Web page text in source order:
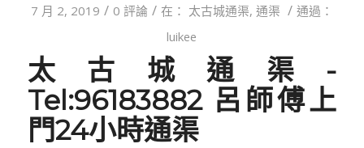
7 月 2, 2019 / 0 評論 / 在： 太古城通渠, 通渠 / 通過：
luikee
太古城通渠-
Tel:96183882 呂師傅上
門24小時通渠